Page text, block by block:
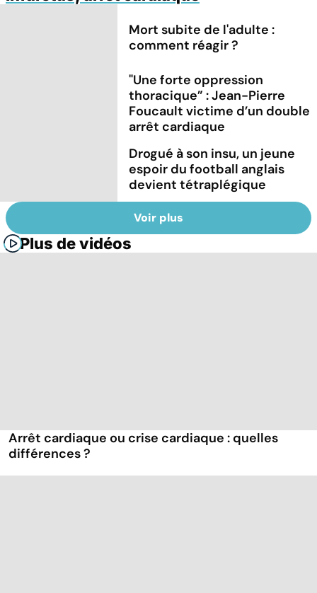
Mort subite de l'adulte :
comment réagir ?
"Une forte oppression
thoracique” : Jean-Pierre
Foucault victime d’un double
arrêt cardiaque
Drogué à son insu, un jeune
espoir du football anglais
devient tétraplégique
Voir plus
Plus de vidéos
Arrêt cardiaque ou crise cardiaque : quelles
différences ?